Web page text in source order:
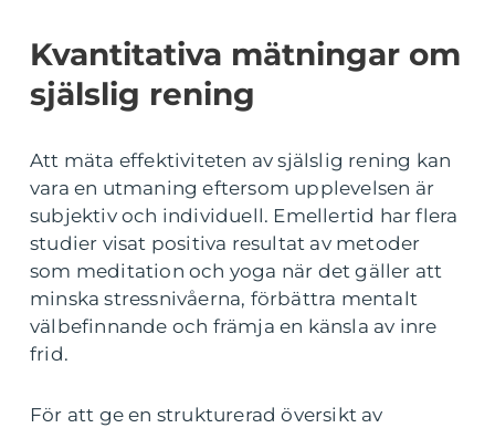
Kvantitativa mätningar om
själslig rening
Att mäta effektiviteten av själslig rening kan
vara en utmaning eftersom upplevelsen är
subjektiv och individuell. Emellertid har flera
studier visat positiva resultat av metoder
som meditation och yoga när det gäller att
minska stressnivåerna, förbättra mentalt
välbefinnande och främja en känsla av inre
frid.
För att ge en strukturerad översikt av